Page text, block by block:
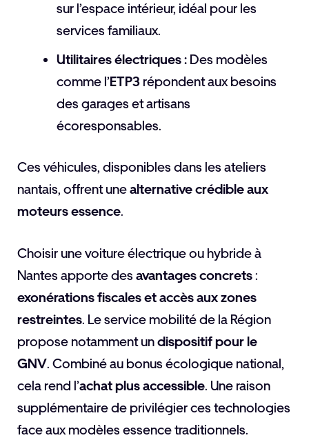
sur l’espace intérieur, idéal pour les
services familiaux.
Utilitaires électriques : Des modèles
comme l’ETP3 répondent aux besoins
des garages et artisans
écoresponsables.
Ces véhicules, disponibles dans les ateliers
nantais, offrent unealternative crédible aux
moteurs essence.
Choisir une voiture électrique ou hybride à
Nantes apporte des avantages concrets:
exonérations fiscales et accès aux zones
restreintes. Le service mobilité de la Région
propose notamment undispositif pour le
GNV. Combiné au bonus écologique national,
cela rend l’achat plus accessible. Une raison
supplémentaire de privilégier ces technologies
face aux modèles essence traditionnels.